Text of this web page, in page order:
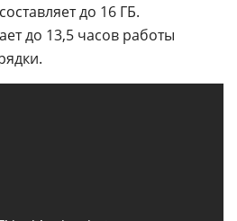
до 16 ГБ.
до 13,5 часов работы